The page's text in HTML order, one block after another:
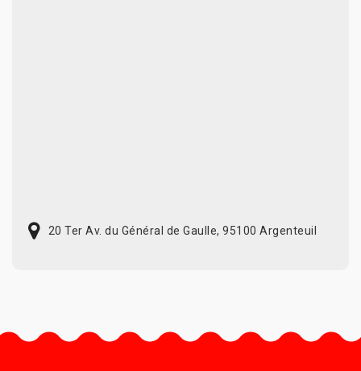
20 Ter Av. du Général de Gaulle, 95100 Argenteuil